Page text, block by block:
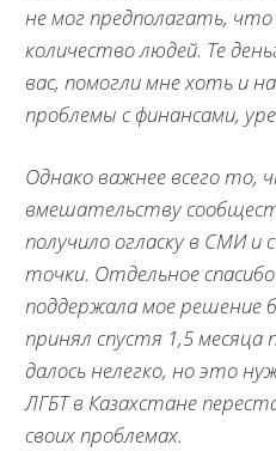
не мог предполагать,
количество людей. Те
вас, помогли мне хоть и
проблемы с финансами,
Однако важнее всего то,
вмешательству
получило огласку в СМИ и
точки. Отдельное
поддержала мое решение
принял спустя 1,5 месяца
далось нелегко, но это
ЛГБТ в Казахстане
своих проблемах.